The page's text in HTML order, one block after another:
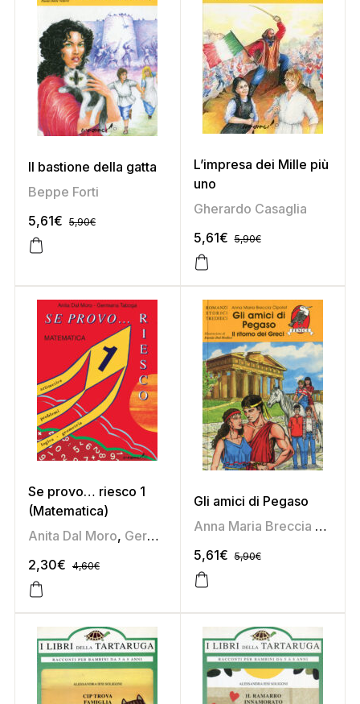
Il bastione della gatta
Beppe Forti
5,61€ 5,90€
L’impresa dei Mille più
uno
Gherardo Casaglia
5,61€ 5,90€
Se provo… riesco 1
(Matematica)
Anita Dal Moro, Germana Taboga
2,30€ 4,60€
Gli amici di Pegaso
Anna Maria Breccia Cipolat
5,61€ 5,90€